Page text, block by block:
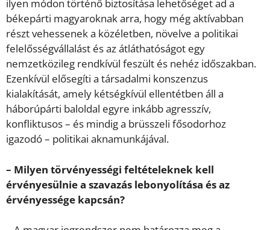
ilyen módon történő biztosítása lehetőséget ad a
békepárti magyaroknak arra, hogy még aktívabban
részt vehessenek a közéletben, növelve a politikai
felelősségvállalást és az átláthatóságot egy
nemzetközileg rendkívül feszült és nehéz időszakban.
Ezenkívül elősegíti a társadalmi konszenzus
kialakítását, amely kétségkívül ellentétben áll a
háborúpárti baloldal egyre inkább agresszív,
konfliktusos – és mindig a brüsszeli fősodorhoz
igazodó – politikai aknamunkájával.
– Milyen törvényességi feltételeknek kell
érvényesülnie a szavazás lebonyolítása és az
érvényessége kapcsán?